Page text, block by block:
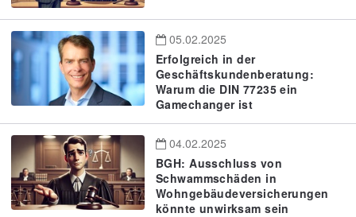
05.02.2025
Erfolgreich in der
Geschäftskundenberatung:
Warum die DIN 77235 ein
Gamechanger ist
04.02.2025
BGH: Ausschluss von
Schwammschäden in
Wohngebäudeversicherungen
könnte unwirksam sein